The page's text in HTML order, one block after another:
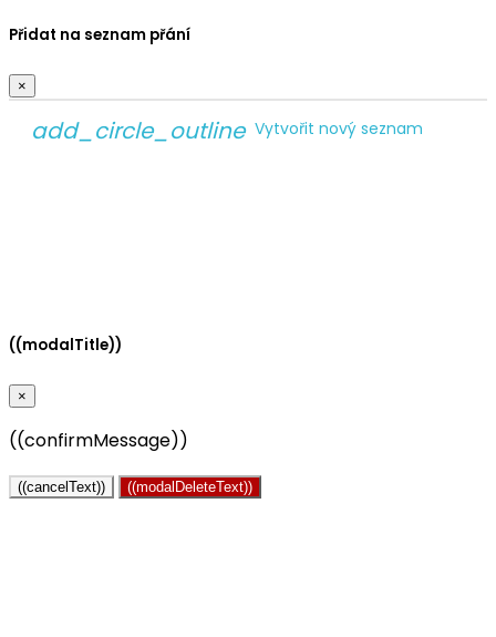
Přidat na seznam přání
×
add_circle_outline Vytvořit nový seznam
((modalTitle))
×
((confirmMessage))
((cancelText)) ((modalDeleteText))